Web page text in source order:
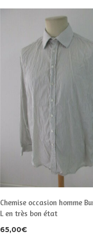
Chemise occasion homme
L en très bon état
65,00€